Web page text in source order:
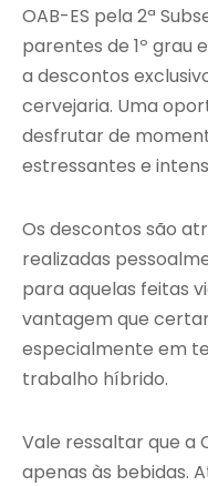
OAB-ES pela 2ª
parentes de 1º grau
a descontos
cervejaria. Uma
desfrutar de
estressantes e
Os descontos são
realizadas
para aquelas feitas
vantagem que
especialmente em
trabalho híbrido.
Vale ressaltar que a
apenas às bebidas.